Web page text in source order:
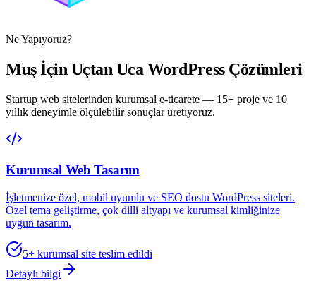
Ne Yapıyoruz?
Muş İçin Uçtan Uca WordPress Çözümleri
Startup web sitelerinden kurumsal e-ticarete — 15+ proje ve 10
yıllık deneyimle ölçülebilir sonuçlar üretiyoruz.
Kurumsal Web Tasarım
İşletmenize özel, mobil uyumlu ve SEO dostu WordPress siteleri.
Özel tema geliştirme, çok dilli altyapı ve kurumsal kimliğinize
uygun tasarım.
5+ kurumsal site teslim edildi
Detaylı bilgi